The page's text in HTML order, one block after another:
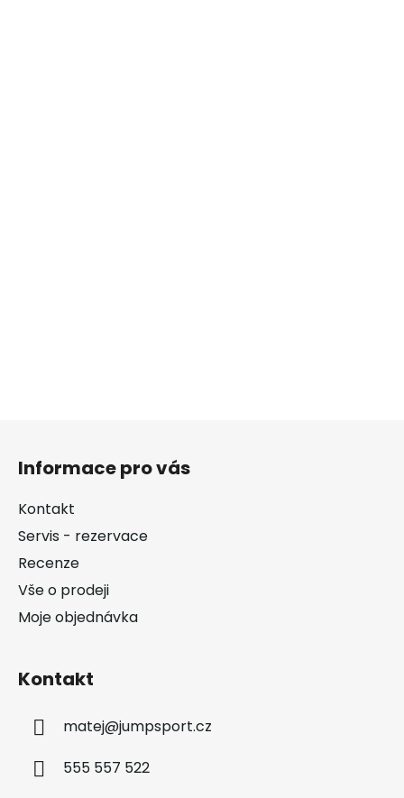
Informace pro vás
Kontakt
Servis - rezervace
Recenze
Vše o prodeji
Moje objednávka
Kontakt
matej@jumpsport.cz
555 557 522